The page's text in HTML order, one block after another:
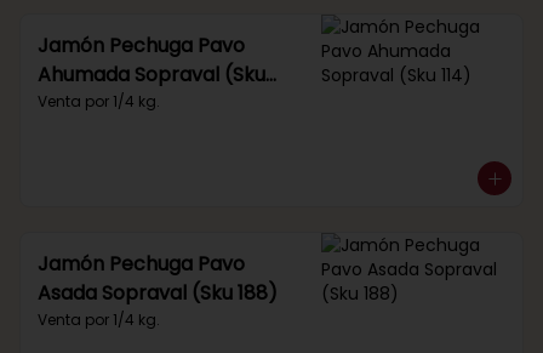
Jamón Pechuga Pavo
Ahumada Sopraval (Sku
114)
Venta por 1/4 kg.
Jamón Pechuga Pavo
Asada Sopraval (Sku 188)
Venta por 1/4 kg.